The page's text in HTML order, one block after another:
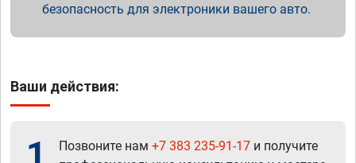
безопасность для электроники вашего авто.
Ваши действия:
1 Позвоните нам +7 383 235-91-17 и получите